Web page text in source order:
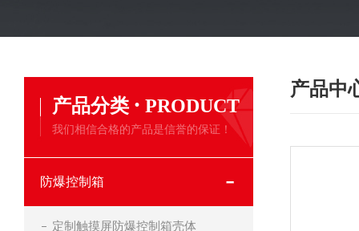
产品分类 · PRODUCT
我们相信合格的产品是信誉的保证！
防爆控制箱
定制触摸屏防爆控制箱壳体
产品中